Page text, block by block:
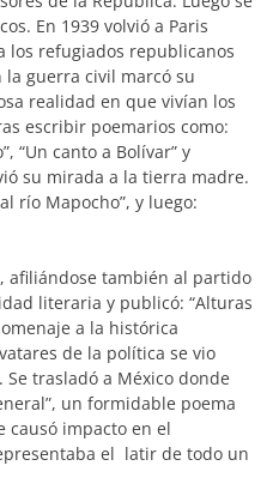
En 1939 volvió a Paris
los refugiados republicanos
la guerra civil marcó su
realidad en que vivían los
escribir poemarios como:
“Un canto a Bolívar” y
su mirada a la tierra madre.
río Mapocho”, y luego:
afiliándose también al partido
literaria y publicó: “Alturas
a la histórica
de la política se vio
trasladó a México donde
un formidable poema
causó impacto en el
el latir de todo un